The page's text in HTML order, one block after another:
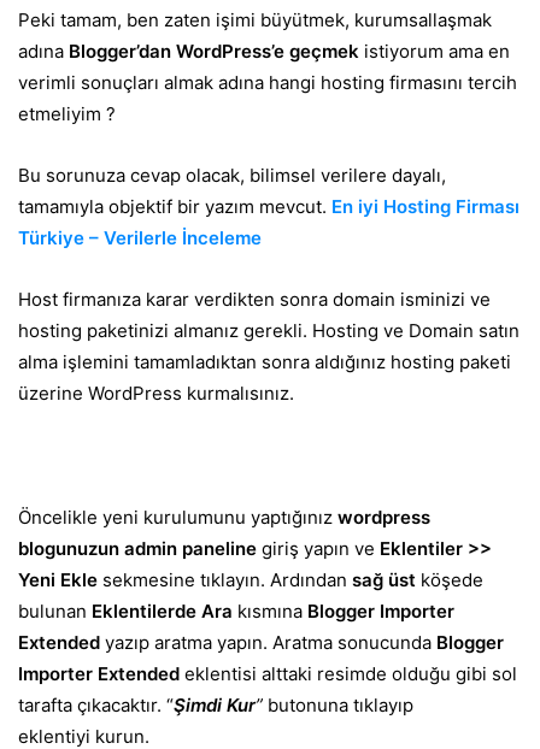
Peki tamam, ben zaten işimi büyütmek, kurumsallaşmak
adına Blogger’dan WordPress’e geçmek istiyorum ama en
verimli sonuçları almak adına hangi hosting firmasını tercih
etmeliyim ?
Bu sorunuza cevap olacak, bilimsel verilere dayalı,
tamamıyla objektif bir yazım mevcut. En iyi Hosting Firması
Türkiye – Verilerle İnceleme
Host firmanıza karar verdikten sonra domain isminizi ve
hosting paketinizi almanız gerekli. Hosting ve Domain satın
alma işlemini tamamladıktan sonra aldığınız hosting paketi
üzerine WordPress kurmalısınız.
Öncelikle yeni kurulumunu yaptığınız wordpress
blogunuzun admin paneline giriş yapın ve Eklentiler >>
Yeni Ekle sekmesine tıklayın. Ardından sağ üst köşede
bulunan Eklentilerde Ara kısmına Blogger Importer
Extended yazıp aratma yapın. Aratma sonucunda Blogger
Importer Extended eklentisi alttaki resimde olduğu gibi sol
tarafta çıkacaktır. “Şimdi Kur” butonuna tıklayıp
eklentiyi kurun.